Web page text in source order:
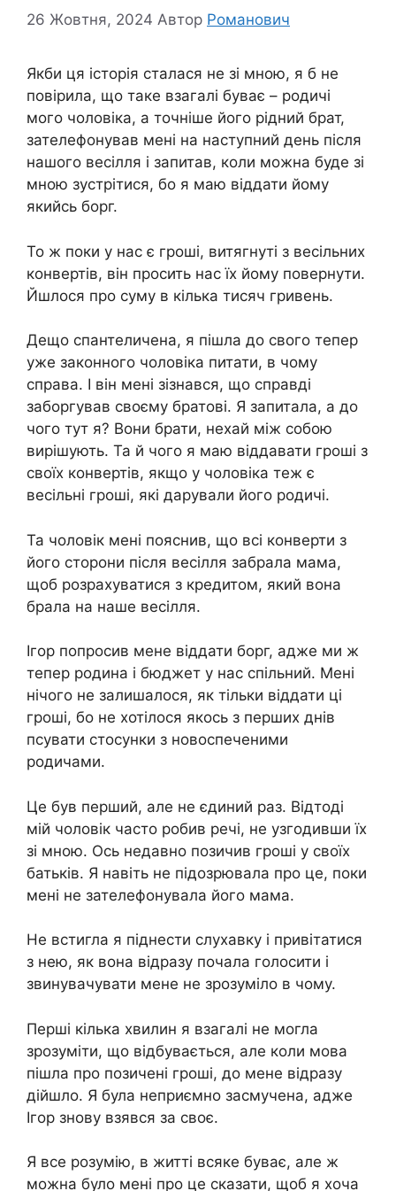
26 Жовтня, 2024 Автор Романович
Якби ця історія сталася не зі мною, я б не
повірила, що таке взагалі буває – родичі
мого чоловіка, а точніше його рідний брат,
зателефонував мені на наступний день після
нашого весілля і запитав, коли можна буде зі
мною зустрітися, бо я маю віддати йому
якийсь борг.
То ж поки у нас є гроші, витягнуті з весільних
конвертів, він просить нас їх йому повернути.
Йшлося про суму в кілька тисяч гривень.
Дещо спантеличена, я пішла до свого тепер
уже законного чоловіка питати, в чому
справа. І він мені зізнався, що справді
заборгував своєму братові. Я запитала, а до
чого тут я? Вони брати, нехай між собою
вирішують. Та й чого я маю віддавати гроші з
своїх конвертів, якщо у чоловіка теж є
весільні гроші, які дарували його родичі.
Та чоловік мені пояснив, що всі конверти з
його сторони після весілля забрала мама,
щоб розрахуватися з кредитом, який вона
брала на наше весілля.
Ігор попросив мене віддати борг, адже ми ж
тепер родина і бюджет у нас спільний. Мені
нічого не залишалося, як тільки віддати ці
гроші, бо не хотілося якось з перших днів
псувати стосунки з новоспеченими
родичами.
Це був перший, але не єдиний раз. Відтоді
мій чоловік часто робив речі, не узгодивши їх
зі мною. Ось недавно позичив гроші у своїх
батьків. Я навіть не підозрювала про це, поки
мені не зателефонувала його мама.
Не встигла я піднести слухавку і привітатися
з нею, як вона відразу почала голосити і
звинувачувати мене не зрозуміло в чому.
Перші кілька хвилин я взагалі не могла
зрозуміти, що відбувається, але коли мова
пішла про позичені гроші, до мене відразу
дійшло. Я була неприємно засмучена, адже
Ігор знову взявся за своє.
Я все розумію, в житті всяке буває, але ж
можна було мені про це сказати, щоб я хоча